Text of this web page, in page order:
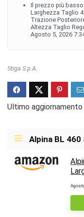
Il prezzo più basso
Larghezza Taglio
Trazione
Altezza Taglio
Agosto 5, 2026
Stiga S.p.A.
Ultimo
Alpina BL 460